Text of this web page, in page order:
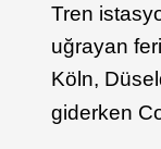
Tren
uğrayan
Köln,
giderken